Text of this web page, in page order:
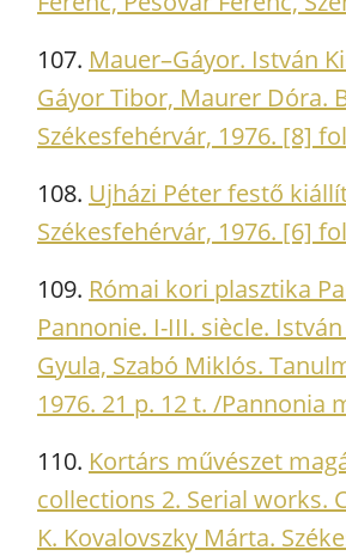
107. Mauer–Gáyor. István
Gáyor Tibor, Maurer Dóra.
Székesfehérvár, 1976. [8]
108. Ujházi Péter festő
Székesfehérvár, 1976. [6]
109. Római kori plasztika
Pannonie. I-III. siècle.
Gyula, Szabó Miklós.
1976. 21 p. 12 t. /Pannonia
110. Kortárs művészet
collections 2. Serial works.
K. Kovalovszky Márta.